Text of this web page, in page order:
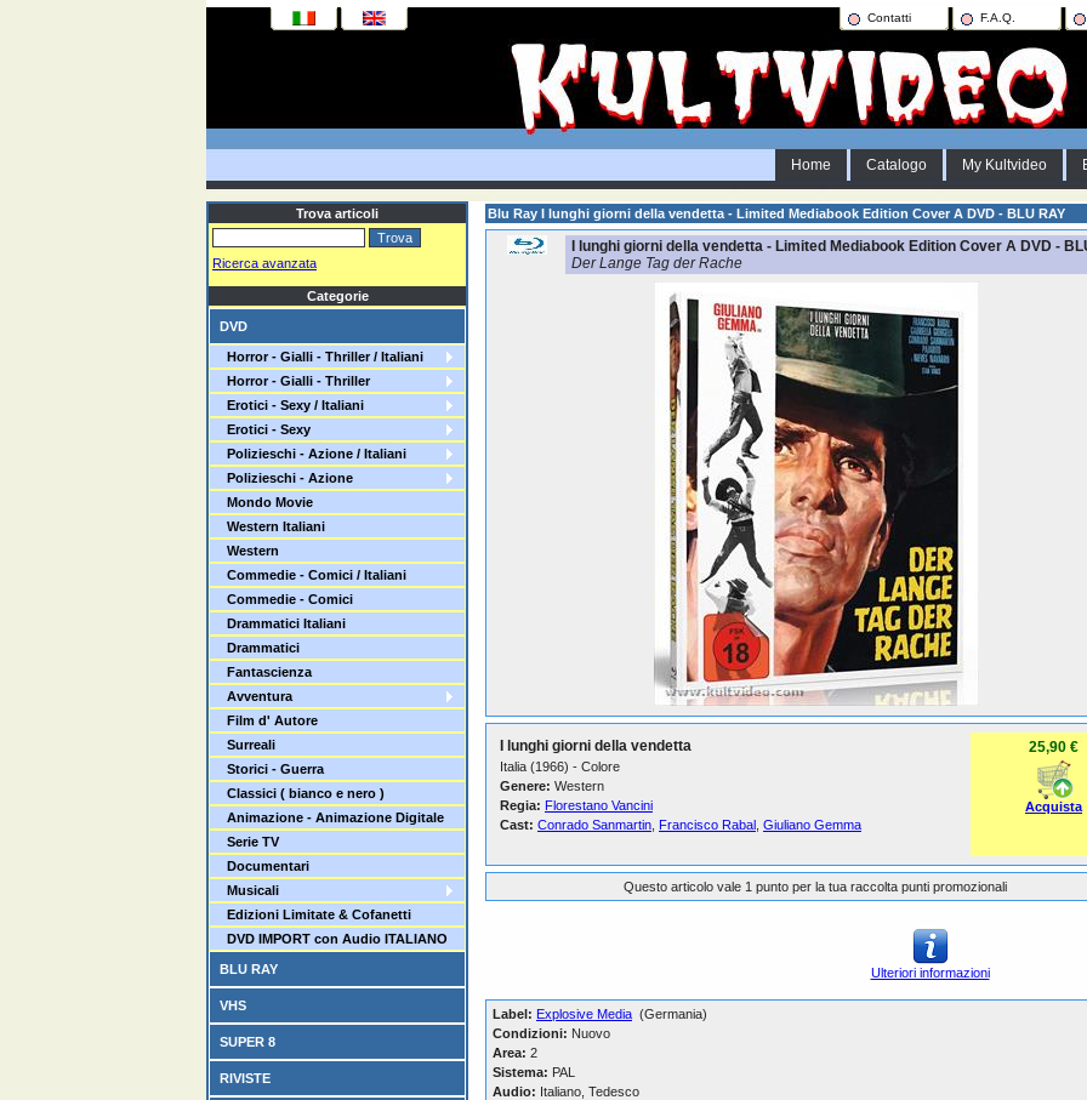
Contatti F.A.Q.
Home Catalogo My Kultvideo
Trova articoli
Ricerca avanzata
Categorie
DVD
Horror - Gialli - Thriller / Italiani
Horror - Gialli - Thriller
Erotici - Sexy / Italiani
Erotici - Sexy
Polizieschi - Azione / Italiani
Polizieschi - Azione
Mondo Movie
Western Italiani
Western
Commedie - Comici / Italiani
Commedie - Comici
Drammatici Italiani
Drammatici
Fantascienza
Avventura
Film d' Autore
Surreali
Storici - Guerra
Classici ( bianco e nero )
Animazione - Animazione Digitale
Serie TV
Documentari
Musicali
Edizioni Limitate & Cofanetti
DVD IMPORT con Audio ITALIANO
BLU RAY
VHS
SUPER 8
RIVISTE
Blu Ray I lunghi giorni della vendetta - Limited Mediabook Edition Cover A DVD - BLU RAY
I lunghi giorni della vendetta - Limited Mediabook Edition Cover A DVD -
Der Lange Tag der Rache
I lunghi giorni della vendetta
Italia (1966) - Colore
Genere: Western
Regia: Florestano Vancini
Cast: Conrado Sanmartin Francisco Rabal Giuliano Gemma
25,90 €
Acquista
Questo articolo vale 1 punto per la tua raccolta punti promozionali
Ulteriori informazioni
Label: Explosive Media (Germania)
Condizioni: Nuovo
Area: 2
Sistema: PAL
Audio: Italiano, Tedesco